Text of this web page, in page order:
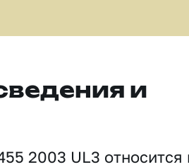
и
2003 UL3 относится